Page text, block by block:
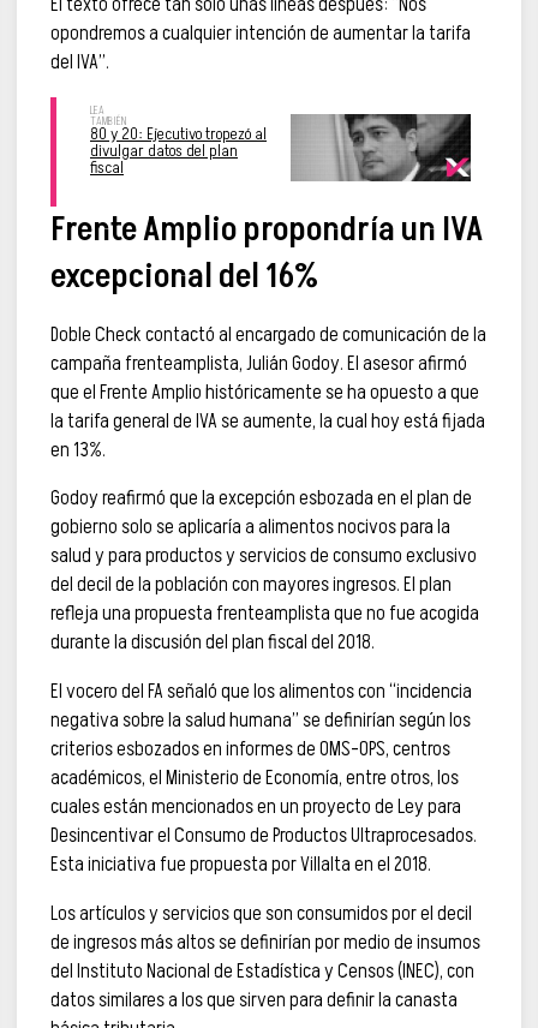
opondremos a cualquier intención de aumentar la tarifa
del IVA”.
80 y 20: Ejecutivo tropezó al
divulgar datos del plan
fiscal
Frente Amplio propondría un IVA
excepcional del 16%
Doble Check contactó al encargado de comunicación de la
campaña frenteamplista, Julián Godoy. El asesor afirmó
que el Frente Amplio históricamente se ha opuesto a que
la tarifa general de IVA se aumente, la cual hoy está fijada
en 13%.
Godoy reafirmó que la excepción esbozada en el plan de
gobierno solo se aplicaría a alimentos nocivos para la
salud y para productos y servicios de consumo exclusivo
del decil de la población con mayores ingresos. El plan
refleja una propuesta frenteamplista que no fue acogida
durante la discusión del plan fiscal del 2018.
El vocero del FA señaló que los alimentos con “incidencia
negativa sobre la salud humana” se definirían según los
criterios esbozados en informes de OMS-OPS, centros
académicos, el Ministerio de Economía, entre otros, los
cuales están mencionados en un proyecto de Ley para
Desincentivar el Consumo de Productos Ultraprocesados.
Esta iniciativa fue propuesta por Villalta en el 2018.
Los artículos y servicios que son consumidos por el decil
de ingresos más altos se definirían por medio de insumos
del Instituto Nacional de Estadística y Censos (INEC), con
datos similares a los que sirven para definir la canasta